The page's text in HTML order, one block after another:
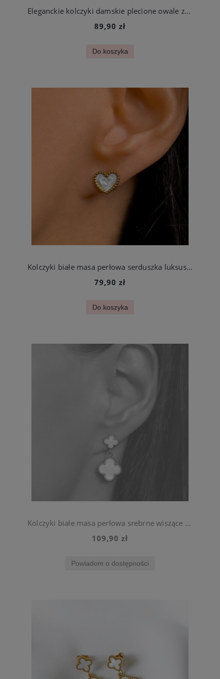
Eleganckie kolczyki damskie plecione owale ze stali szlachetnej
89,90 zł
Do koszyka
Kolczyki białe masa perłowa serduszka luksusowe ze stali szlachetnej
79,90 zł
Do koszyka
Kolczyki białe masa perłowa srebrne wiszące koniczynki ze stali jubilerskiej
109,90 zł
Powiadom o dostępności